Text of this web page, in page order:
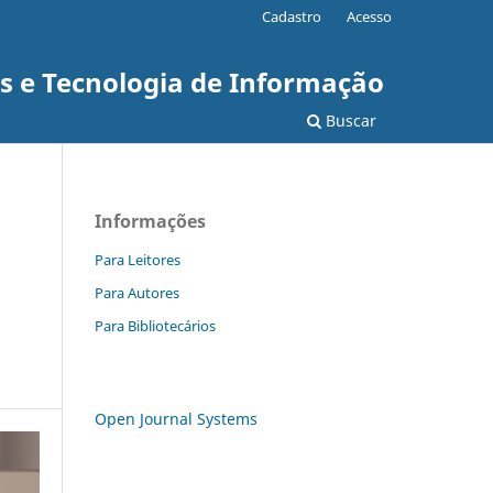
e Tecnologia de Informação
Buscar
Cadastro Acesso
Informações
Para Leitores
Para Autores
Para Bibliotecários
Open Journal Systems